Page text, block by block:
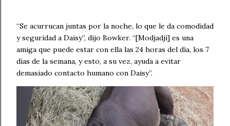
“Se acurrucan juntas por la noche, lo que le da comodidad
y seguridad a Daisy”, dijo Bowker. “[Modjadji] es una
amiga que puede estar con ella las 24 horas del día, los 7
días de la semana, y esto, a su vez, ayuda a evitar
demasiado contacto humano con Daisy”.